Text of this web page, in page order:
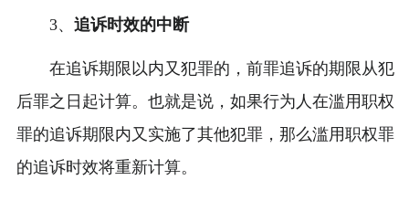
3、 追诉时效的中断
在追诉期限以内又犯罪的，前罪追诉的期限从犯
后罪之日起计算。也就是说，如果行为人在滥用职权
罪的追诉期限内又实施了其他犯罪，那么滥用职权罪
的追诉时效将重新计算。